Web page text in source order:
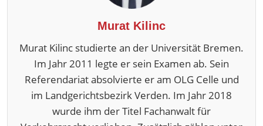
Murat Kilinc
Murat Kilinc studierte an der Universität Bremen.
Im Jahr 2011 legte er sein Examen ab. Sein
Referendariat absolvierte er am OLG Celle und
im Landgerichtsbezirk Verden. Im Jahr 2018
wurde ihm der Titel Fachanwalt für